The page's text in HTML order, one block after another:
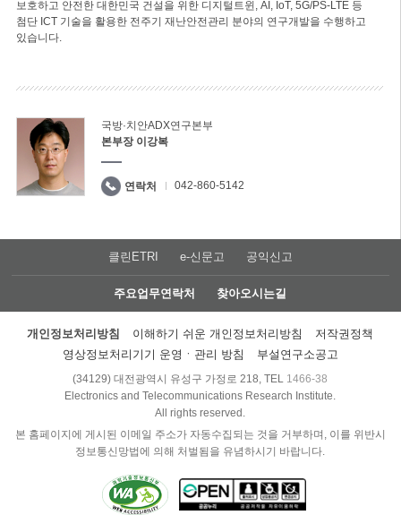
보호하고 안전한 대한민국 건설을 위한 디지털트윈, AI, IoT, 5G/PS-LTE 등
첨단 ICT 기술을 활용한 전주기 재난안전관리 분야의 연구개발을 수행하고
있습니다.
국방·치안ADX연구본부
본부장 이강복
연락처 042-860-5142
클린ETRI e-신문고 공익신고
주요업무연락처 찾아오시는길
개인정보처리방침 이해하기 쉬운 개인정보처리방침
저작권정책
영상정보처리기기 운영ㆍ관리 방침
부설연구소공고
(34129) 대전광역시 유성구 가정로 218, TEL 1466-38
Electronics and Telecommunications Research Institute.
All rights reserved.
본 홈페이지에 게시된 이메일 주소가 자동수집되는 것을 거부하며, 이를 위반시
정보통신망법에 의해 처벌됨을 유념하시기 바랍니다.